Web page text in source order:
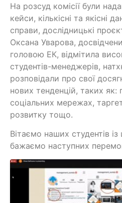
На розсуд комісії були
кейси, кількісні та якісні
справи, дослідницькі
Оксана Уварова,
головою ЕК, відмітила
студентів-менеджерів,
розповідали про свої
нових тенденцій, таких як:
соціальних мережах,
розвитку тощо.
Вітаємо наших студентів
бажаємо наступних